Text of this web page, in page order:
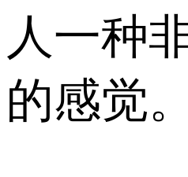
人一种
的感觉。